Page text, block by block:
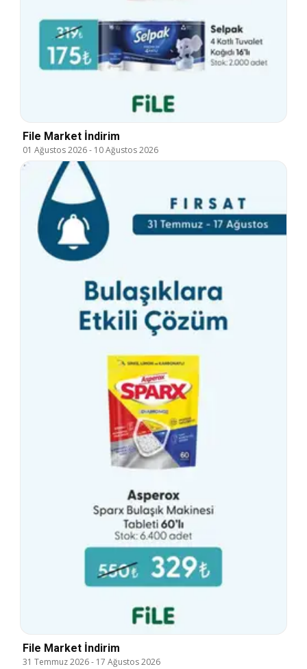
File Market İndirim
01 Ağustos 2026- 10 Ağustos 2026
File Market İndirim
31 Temmuz 2026- 17 Ağustos 2026